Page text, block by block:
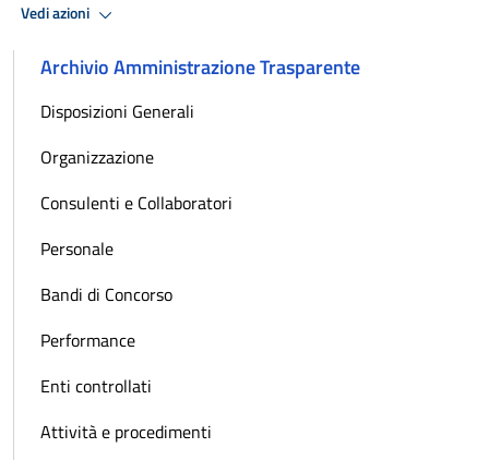
Vedi azioni
Archivio Amministrazione Trasparente
Disposizioni Generali
Organizzazione
Consulenti e Collaboratori
Personale
Bandi di Concorso
Performance
Enti controllati
Attività e procedimenti